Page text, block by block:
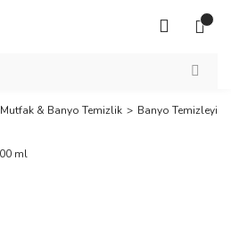
Mutfak & Banyo Temizlik Banyo